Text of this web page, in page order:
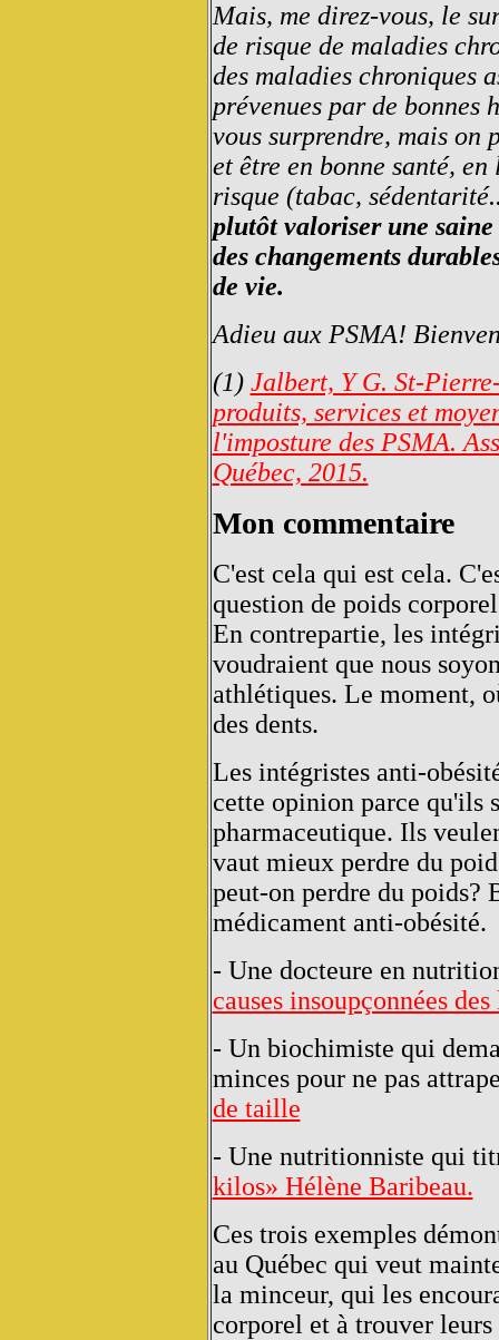
Mais, me direz-vous, le
de risque de maladies
des maladies chroniques
prévenues par de bonnes
vous surprendre, mais on
et être en bonne santé,
risque (tabac,
plutôt valoriser une
des changements
de vie.
Adieu aux PSMA!
­(1) Jalbert, Y G. St-
produits, services et
l'imposture des PSMA.
Québec, 2015.
Mon commentaire
C'est cela qui est cela.
question de poids
En contrepartie, les
voudraient que nous
athlétiques. Le moment,
des dents.
Les intégristes anti-
cette opinion parce qu'ils
pharmaceutique. Ils
vaut mieux perdre du
peut-on perdre du poids?
médicament anti-obésité.
- Une docteure en
causes insoupçonnées
- Un biochimiste qui
minces pour ne pas
de taille
- Une nutritionniste qui
kilos» Hélène Baribeau.
Ces trois exemples
au Québec qui veut
la minceur, qui les
corporel et à trouver